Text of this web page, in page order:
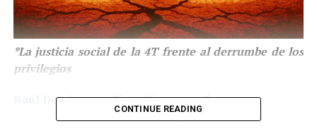
*La justicia social de la 4T frente al derrumbe de los
privilegios
Raúl Domínguez-Pinto/Firmasmx✍️
CONTINUE READING